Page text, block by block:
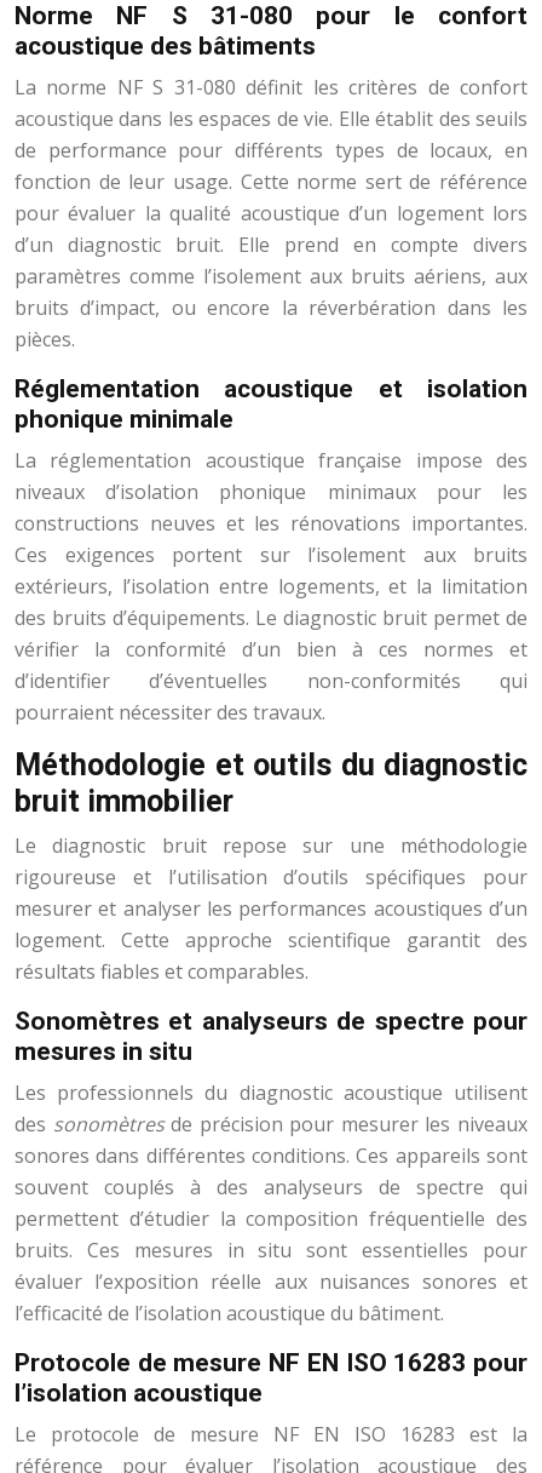
Norme NF S 31-080 pour le confort
acoustique des bâtiments
La norme NF S 31-080 définit les critères de confort
acoustique dans les espaces de vie. Elle établit des seuils
de performance pour différents types de locaux, en
fonction de leur usage. Cette norme sert de référence
pour évaluer la qualité acoustique d’un logement lors
d’un diagnostic bruit. Elle prend en compte divers
paramètres comme l’isolement aux bruits aériens, aux
bruits d’impact, ou encore la réverbération dans les
pièces.
Réglementation acoustique et isolation
phonique minimale
La réglementation acoustique française impose des
niveaux d’isolation phonique minimaux pour les
constructions neuves et les rénovations importantes.
Ces exigences portent sur l’isolement aux bruits
extérieurs, l’isolation entre logements, et la limitation
des bruits d’équipements. Le diagnostic bruit permet de
vérifier la conformité d’un bien à ces normes et
d’identifier d’éventuelles non-conformités qui
pourraient nécessiter des travaux.
Méthodologie et outils du diagnostic
bruit immobilier
Le diagnostic bruit repose sur une méthodologie
rigoureuse et l’utilisation d’outils spécifiques pour
mesurer et analyser les performances acoustiques d’un
logement. Cette approche scientifique garantit des
résultats fiables et comparables.
Sonomètres et analyseurs de spectre pour
mesures in situ
Les professionnels du diagnostic acoustique utilisent
des sonomètresde précision pour mesurer les niveaux
sonores dans différentes conditions. Ces appareils sont
souvent couplés à des analyseurs de spectre qui
permettent d’étudier la composition fréquentielle des
bruits. Ces mesures in situ sont essentielles pour
évaluer l’exposition réelle aux nuisances sonores et
l’efficacité de l’isolation acoustique du bâtiment.
Protocole de mesure NF EN ISO 16283 pour
l’isolation acoustique
Le protocole de mesure NF EN ISO 16283 est la
référence pour évaluer l’isolation acoustique des